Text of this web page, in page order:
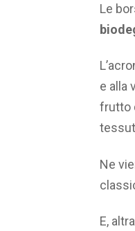
Le
e alla
frutto
Ne
E,